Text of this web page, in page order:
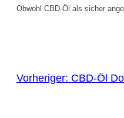
Obwohl CBD-Öl als sicher
Vorheriger: CBD-Öl